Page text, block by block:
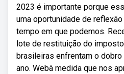
2023 é importante porque
uma oportunidade de reflexão
tempo em que podemos.
lote de restituição do
brasileiras enfrentam o
ano. Webà medida que nos